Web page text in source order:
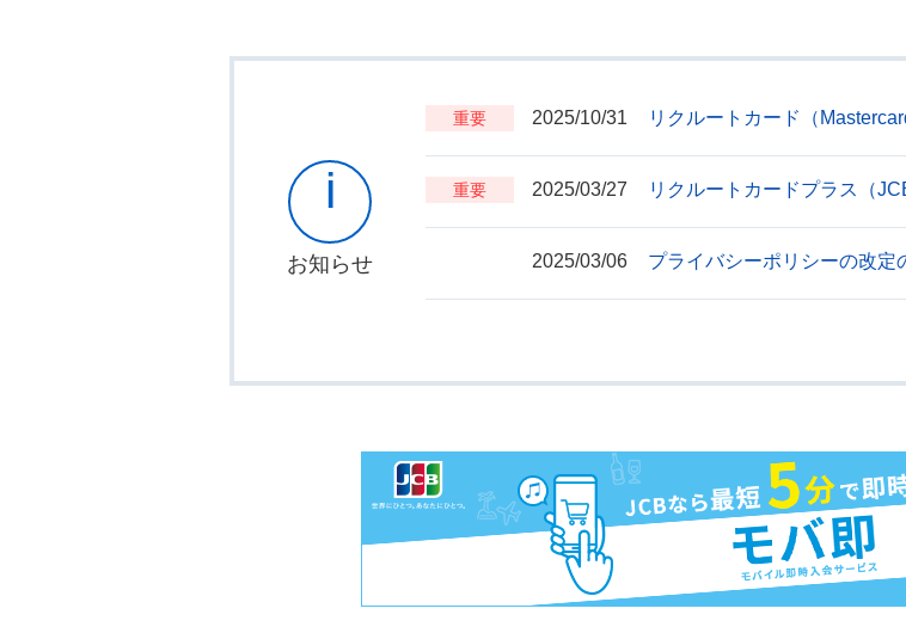
i
お知らせ
重要 2025/10/31 リクルートカード（
重要 2025/03/27 リクルートカードプラス（
2025/03/06 プライバシーポリシーの改定